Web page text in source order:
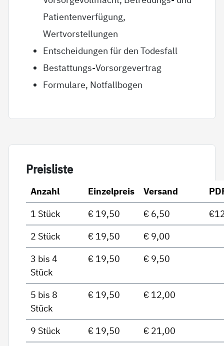
Patientenverfügung,
Wertvorstellungen
Entscheidungen für den Todesfall
Bestattungs-Vorsorgevertrag
Formulare, Notfallbogen
Preis­lis­te
Anzahl Einzelpreis Versand
1 Stück
€ 19,50 € 6,50
2 Stück
€ 19,50
€ 9,00
3 bis 4
Stück
€ 19,50 € 9,50
5 bis 8
Stück
€ 19,50 € 12,00
9 Stück € 19,50
€ 21,00